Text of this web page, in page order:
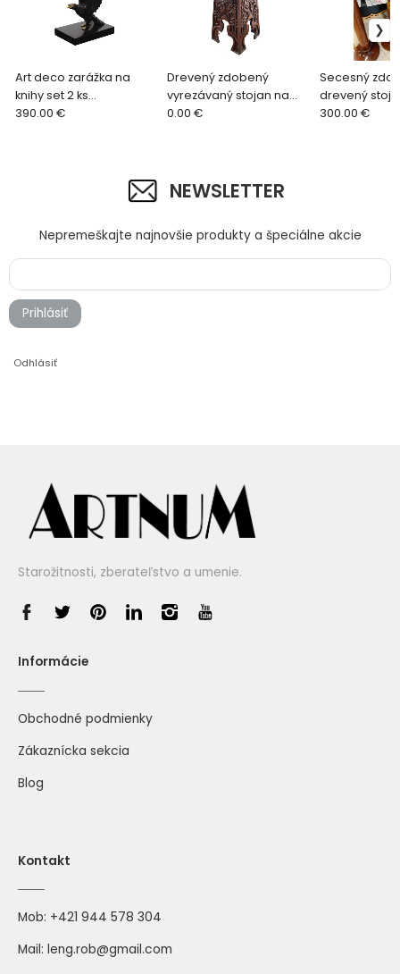
Art deco zarážka na
knihy set 2 ks
majestátne orly
390.00 €
Drevený zdobený
vyrezávaný stojan na
kvety
0.00 €
Secesný
drevený
300.00 €
NEWSLETTER
Nepremeškajte najnovšie produkty a špeciálne akcie
Prihlásiť
Odhlásiť
Starožitnosti, zberateľstvo a umenie.
Informácie
Obchodné podmienky
Zákaznícka sekcia
Blog
Kontakt
Mob: +421 944 578 304
Mail: leng.rob@gmail.com